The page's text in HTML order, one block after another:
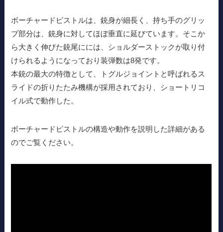
ボーチャードピストルは、銃身が細長く、持ち手のグリッ
プ部分は、銃身に対してほぼ垂直に延びています。そこか
ら大きく伸びた銃尾にには、ショルダーストックが取り付
けられるようになっており装弾数は8発です。
本銃の最大の特徴として、トグルジョイントと呼ばれるス
ライドの折りたたみ機構が採用されており、ショートリコ
イル式で動作した。
ボーチャードピストルの構造や動作を説明した詳細がある
のでご覧ください。